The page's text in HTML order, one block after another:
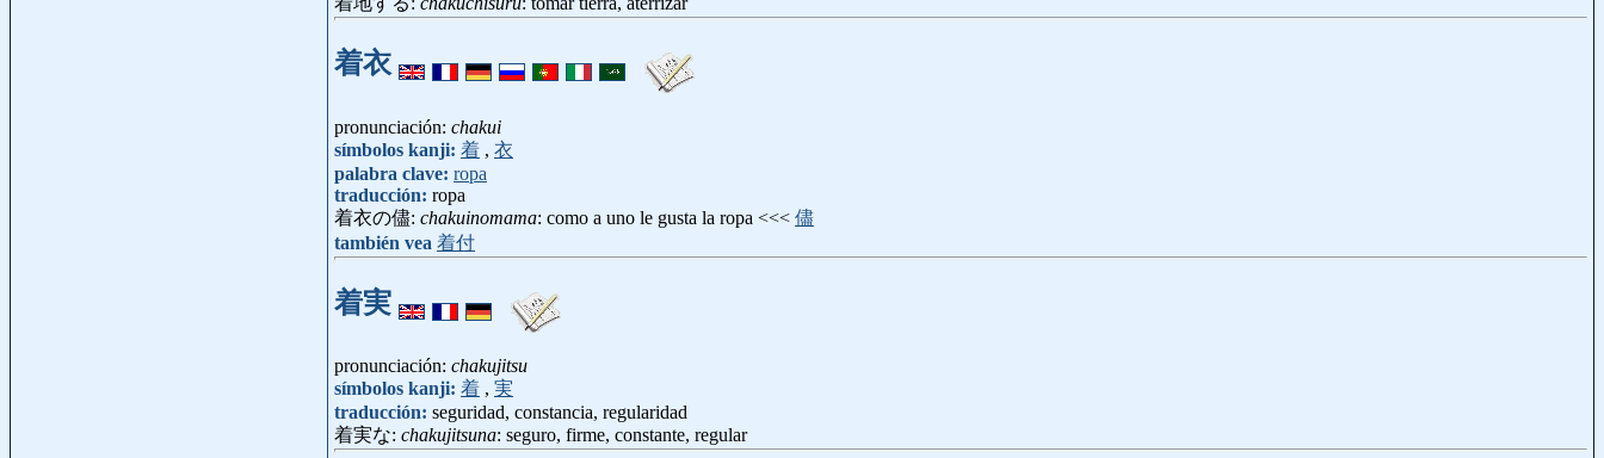
着衣
pronunciación: chakui
símbolos kanji: 着 , 衣
palabra clave: ropa
traducción: ropa
着衣の儘: chakuinomama: como a uno le gusta la ropa <<< 儘
también vea 着付
着実
pronunciación: chakujitsu
símbolos kanji: 着 , 実
traducción: seguridad, constancia, regularidad
着実な: chakujitsuna: seguro, firme, constante, regular